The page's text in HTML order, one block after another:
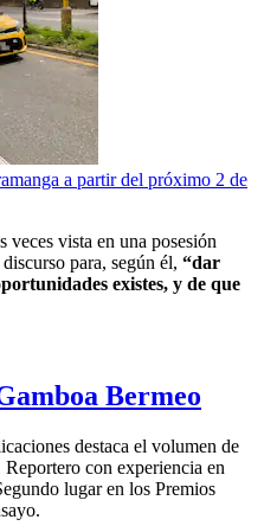
a partir del próximo 2 de
veces vista en una posesión
para, según él, “dar
existes, y de que
Bermeo
destaca el volumen de
Reportero con experiencia en
lugar en los Premios